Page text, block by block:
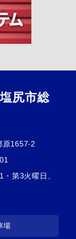
尻市総
原1657-2
第3火曜日、
場